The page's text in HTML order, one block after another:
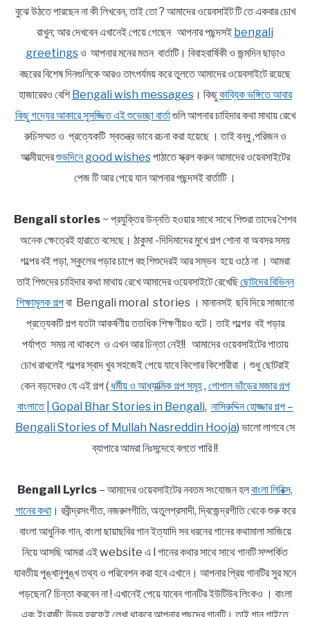
বুঝে উঠতে পারছেন না কী লিখবেন, তাই তো ? আমাদের ওয়েবসাইট টি তে একবার চোখ
রাখুন; আর দেখবেন এখানেই পেয়ে গেছেন আপনার পছন্দসই bengali
greetingsও আপনার মনের মতন বার্তাটি। বিবাহবার্ষিকী ও জন্মদিন ছাড়াও
বছরের বিশেষ দিনগুলিকে আরও তাৎপর্যময় করে তুলতে আমাদের ওয়েবসাইটে রয়েছে
হাজারেরও বেশিBengali wish messages। কিছুকাব্যিক ভঙ্গিতে আবার
কিছু গদ্যের আকারে সুসজ্জিত এই শুভেচ্ছা বার্তাগুলি আপনার চাহিদার কথা মাথায় রেখে
রুচিসম্মত ও প্রত্যেকটি স্বতন্ত্র ভাবে রচনা করা হয়েছে । তাই বন্ধু ,পরিজন ও
আত্মীয়দেরশুভদিনে good wishesপাঠাতে স্ক্রল করুন আমাদের ওয়েবসাইটের
পেজ টি আর পেয়ে যান আপনার পছন্দসই বার্তাটি ।
Bengali stories ~ প্রযুক্তির উন্নতি হওয়ার সাথে সাথে শিশুরা তাদের শৈশব
অনেক ক্ষেত্রেই হারাতে বসেছে। ঠাকুমা -দিদিমাদের মুখে গল্প শোনা বা অবসর সময়
গল্পের বই পড়া, স্কুলের পড়ার চাপে বহু শিশুদেরই আর সম্ভব হয়ে ওঠে না । আমরা
তাই শিশুদের চাহিদার কথা মাথায় রেখে আমাদের ওয়েবসাইটে রেখেছিছোটদের বিভিন্ন
শিক্ষামূলক গল্পবা Bengali moral stories । মানানসই ছবি দিয়ে সাজানো
প্রত্যেকটি গল্প যতটা আকর্ষণীয় ততধিক শিক্ষণীয়ও বটে। তাই গল্পের বই পড়ার
পর্যাপ্ত সময় না থাকলে ও এখন আর চিন্তা নেই!! আমাদের ওয়েবসাইটের পাতায়
চোখ রাখলেই গল্পের স্বাদ খুব সহজেই পেয়ে যাবে কিশোর কিশোরীরা । শুধু ছোটরাই
কেন বড়দেরও যে এই গল্প ( ধর্মীয় ও আধ্যাত্মিক গল্প সমূহ, গোপাল ভাঁড়ের মজার গল্প
বাংলাতে | Gopal Bhar Stories in Bengali, নাসিরুদ্দিন হোজ্জার গল্প –
Bengali Stories of Mullah Nasreddin Hooja) ভালো লাগবে সে
ব্যাপারে আমরা নিঃসন্দেহে বলতে পারি !!
Bengali Lyrics – আমাদের ওয়েবসাইটের নবতম সংযোজন হলবাংলা লিরিক্স,
গানের কথা। রবীন্দ্রসংগীত, নজরুলগীতি, অতুলপ্রসাদী, দ্বিজেন্দ্রগীতি থেকে শুরু করে
বাংলা আধুনিক গান, বাংলা ছায়াছবির গান ইত্যাদি সব ধরনের গানের কথামালা সাজিয়ে
নিয়ে আসছি আমরা এই website এ l গানের কথার সাথে সাথে গানটি সম্পর্কিত
যাবতীয় পুঙ্খানুপুঙ্খ তথ্য ও পরিবেশন করা হবে এখানে। আপনার প্রিয় গানটির সুর মনে
পড়ছেনা? চিন্তা করবেন না ! এখানেই পেয়ে যাবেন গানটির ইউটিউব লিংকও । বাংলা